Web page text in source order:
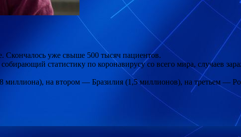
Скончалось уже свыше 500 тысяч пациентов.
статистику по коронавирусу со всего мира, случаев
на втором — Бразилия (1,5 миллионов), на третьем —